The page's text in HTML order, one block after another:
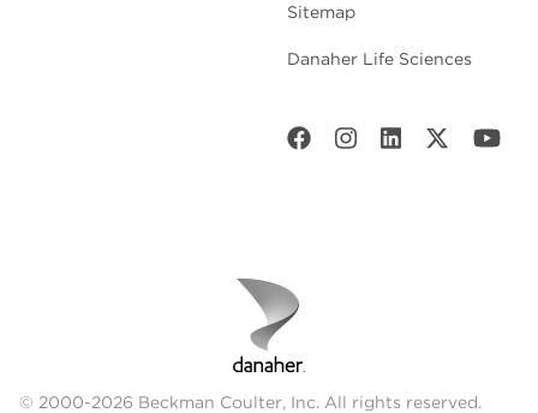
Sitemap
Danaher Life Sciences
© 2000-2026 Beckman Coulter, Inc. All rights reserved.